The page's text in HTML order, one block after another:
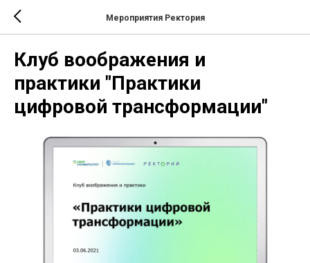
Мероприятия Ректория
Клуб воображения и
практики "Практики
цифровой трансформации"